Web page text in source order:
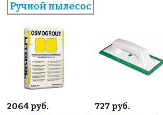
Ручной пылесос
2064 руб.
727 руб.